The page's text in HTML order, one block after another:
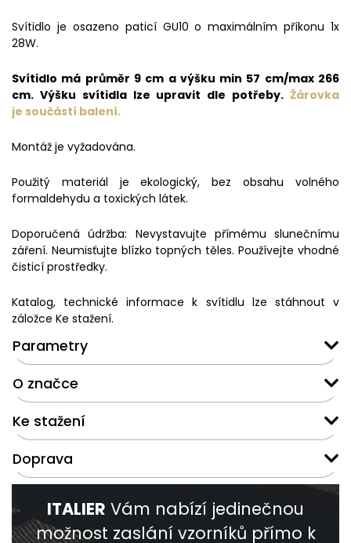
Svítidlo je osazeno paticí GU10 o maximálním příkonu 1x
28W.
Svítidlo má průměr 9 cm a výšku min 57 cm/max 266
cm. Výšku svítidla lze upravit dle potřeby. Žárovka
je součástí balení.
Montáž je vyžadována.
Použitý materiál je ekologický, bez obsahu volného
formaldehydu a toxických látek.
Doporučená údržba: Nevystavujte přímému slunečnímu
záření. Neumisťujte blízko topných těles. Používejte vhodné
čisticí prostředky.
Katalog, technické informace k svítidlu lze stáhnout v
záložce Ke stažení.
Parametry
O značce
Ke stažení
Doprava
ITALIER Vám nabízí jedinečnou
možnost zaslání vzorníků přímo k